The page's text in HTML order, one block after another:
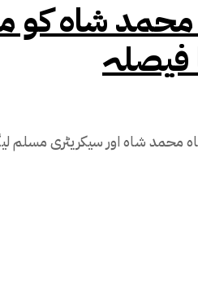
محمد شاہ
فیصلہ
محمد شاہ اور سیکریٹری مسلم